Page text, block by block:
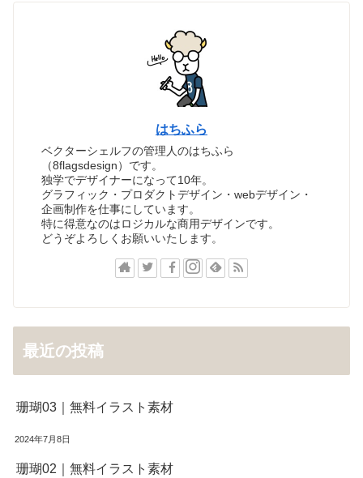
はちふら
ベクターシェルフの管理人のはちふら
（8flagsdesign）です。
独学でデザイナーになって10年。
グラフィック・プロダクトデザイン・webデザイン・
企画制作を仕事にしています。
特に得意なのはロジカルな商用デザインです。
どうぞよろしくお願いいたします。
最近の投稿
珊瑚03｜無料イラスト素材
2024年7月8日
珊瑚02｜無料イラスト素材